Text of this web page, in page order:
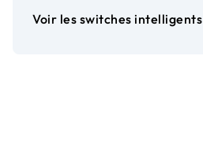
Voir les switches intelligents